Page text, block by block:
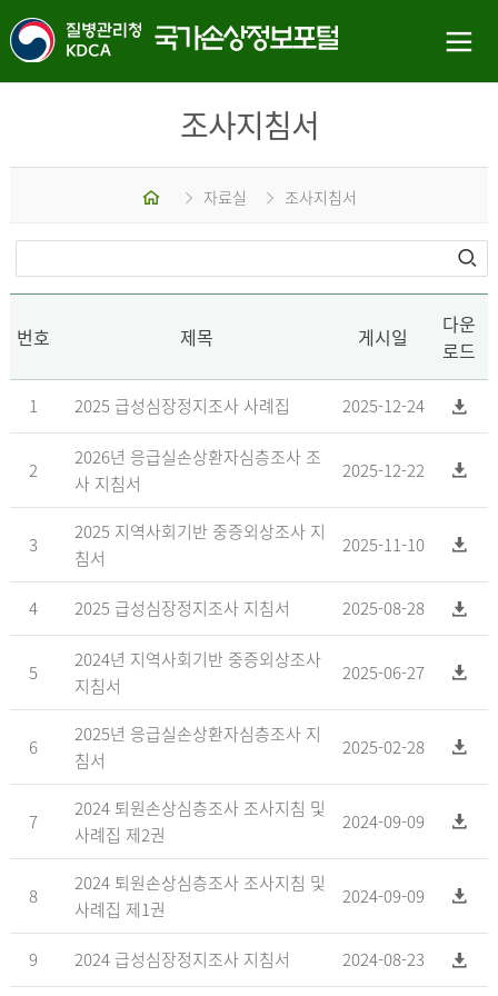
조사지침서
홈 자료실 조사지침서
번호 제목 게시일
다운
로드
1 2025 급성심장정지조사 사례집 2025-12-24
2
2026년 응급실손상환자심층조사 조
사 지침서
2025-12-22
3
2025 지역사회기반 중증외상조사 지
침서
2025-11-10
4 2025 급성심장정지조사 지침서 2025-08-28
5
2024년 지역사회기반 중증외상조사
지침서
2025-06-27
6
2025년 응급실손상환자심층조사 지
침서
2025-02-28
7
2024 퇴원손상심층조사 조사지침 및
사례집 제2권
2024-09-09
8
2024 퇴원손상심층조사 조사지침 및
사례집 제1권
2024-09-09
9 2024 급성심장정지조사 지침서 2024-08-23